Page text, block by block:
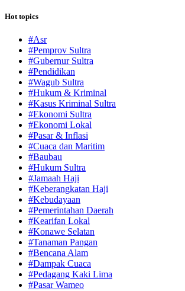
Hot topics
#Asr
#Pemprov Sultra
#Gubernur Sultra
#Pendidikan
#Wagub Sultra
#Hukum & Kriminal
#Kasus Kriminal Sultra
#Ekonomi Sultra
#Ekonomi Lokal
#Pasar & Inflasi
#Cuaca dan Maritim
#Baubau
#Hukum Sultra
#Jamaah Haji
#Keberangkatan Haji
#Kebudayaan
#Pemerintahan Daerah
#Kearifan Lokal
#Konawe Selatan
#Tanaman Pangan
#Bencana Alam
#Dampak Cuaca
#Pedagang Kaki Lima
#Pasar Wameo